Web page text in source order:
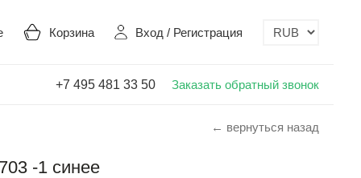
Корзина Вход / Регистрация
+7 495 481 33 50 Заказать обратный звонок
← вернуться назад
-1 синее